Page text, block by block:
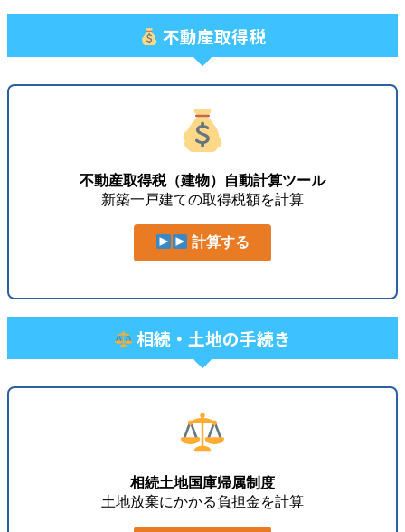
不動産取得税
不動産取得税（建物）自動計算ツール
新築一戸建ての取得税額を計算
計算する
相続・土地の手続き
相続土地国庫帰属制度
土地放棄にかかる負担金を計算